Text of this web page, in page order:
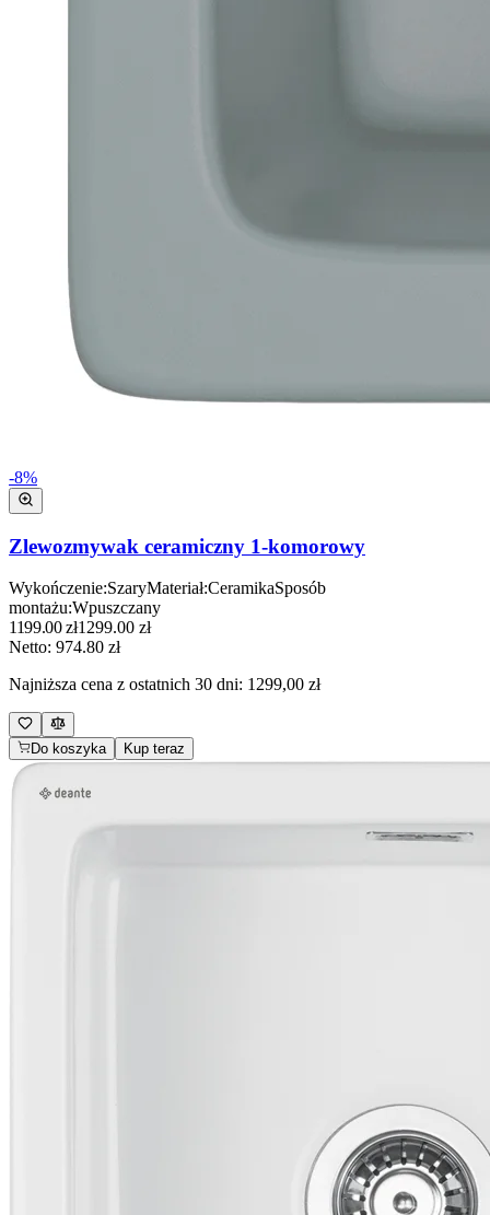
-8%
Zlewozmywak ceramiczny 1-komorowy
Wykończenie:SzaryMateriał:CeramikaSposób
montażu:Wpuszczany
1199.00zł1299.00zł
Netto: 974.80 zł
Najniższa cena z ostatnich 30 dni: 1299,00 zł
Do koszyka Kup teraz